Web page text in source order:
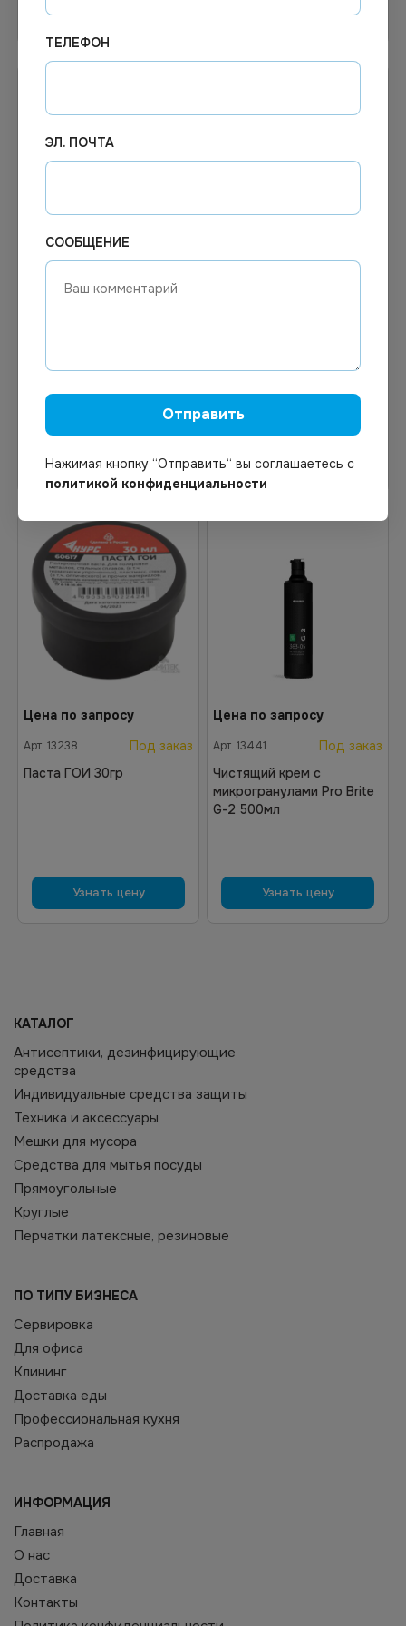
В корзину Узнать цену
Цена по запросу
00491
Под заказ
курок
Узнать цену
Цена по запросу
Узнать цену
Цена по запросу
Арт. 13238
Под заказ
Паста ГОИ 30гр
Узнать цену
Цена по запросу
Арт. 13441
Под заказ
Чистящий крем с
микрогранулами Pro Brite
G-2 500мл
Узнать цену
КАТАЛОГ
Антисептики, дезинфицирующие
средства
Индивидуальные средства защиты
Техника и аксессуары
Мешки для мусора
Средства для мытья посуды
Прямоугольные
Круглые
Перчатки латексные, резиновые
ПО ТИПУ БИЗНЕСА
Сервировка
Для офиса
Клининг
Доставка еды
Профессиональная кухня
Распродажа
ИНФОРМАЦИЯ
Главная
О нас
Доставка
Контакты
ТЕЛЕФОН
ЭЛ. ПОЧТА
СООБЩЕНИЕ
Отправить
Нажимая кнопку “Отправить“ вы соглашаетесь с
политикой конфиденциальности